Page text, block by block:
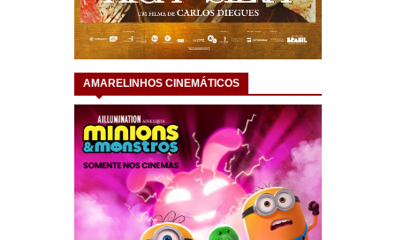
AMARELINHOS CINEMÁTICOS